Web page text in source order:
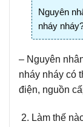
Nguyên
nháy
– Nguyên
nháy nháy có
điện, nguồn
Làm thế